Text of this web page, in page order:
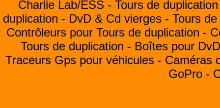
Charlie Lab/ESS - Tours de
duplication - DvD & Cd vierges - Tours
Contrôleurs pour Tours de duplication -
Tours de duplication - Boîtes pour
Traceurs Gps pour véhicules - Caméras
GoPro -